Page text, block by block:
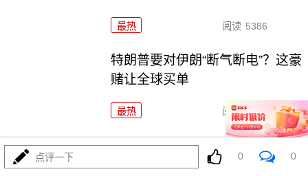
最热 阅读 5386
特朗普要对伊朗“断气断电”？这豪
赌让全球买单
最热 阅读 4544
铁证出台！菲律宾求锤得锤！解放军黄岩岛亮剑
点评一下 0 0